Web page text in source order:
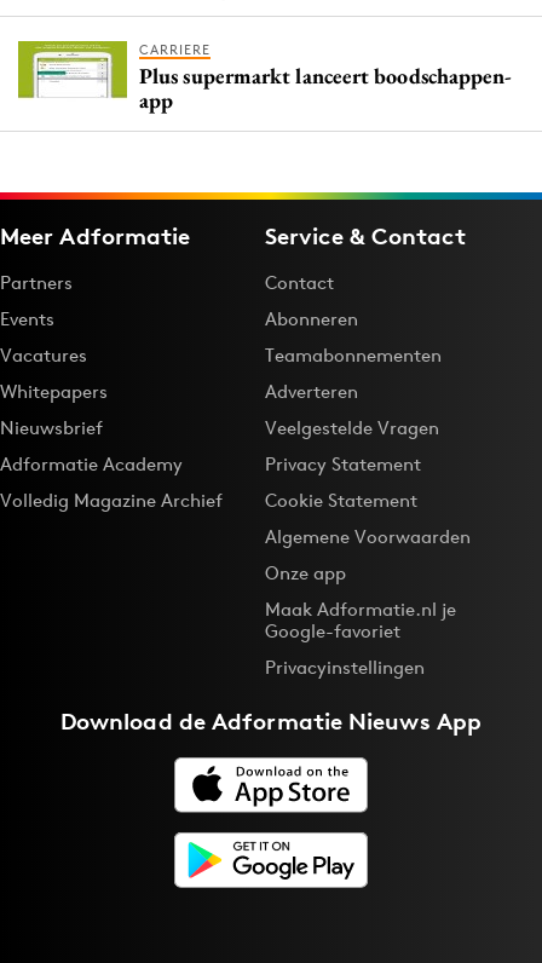
CARRIERE
Plus supermarkt lanceert boodschappen-
app
Meer Adformatie
Partners
Events
Vacatures
Whitepapers
Nieuwsbrief
Adformatie Academy
Volledig Magazine Archief
Service & Contact
Contact
Abonneren
Teamabonnementen
Adverteren
Veelgestelde Vragen
Privacy Statement
Cookie Statement
Algemene Voorwaarden
Onze app
Maak Adformatie.nl je
Google-favoriet
Privacyinstellingen
Download deAdformatie Nieuws App